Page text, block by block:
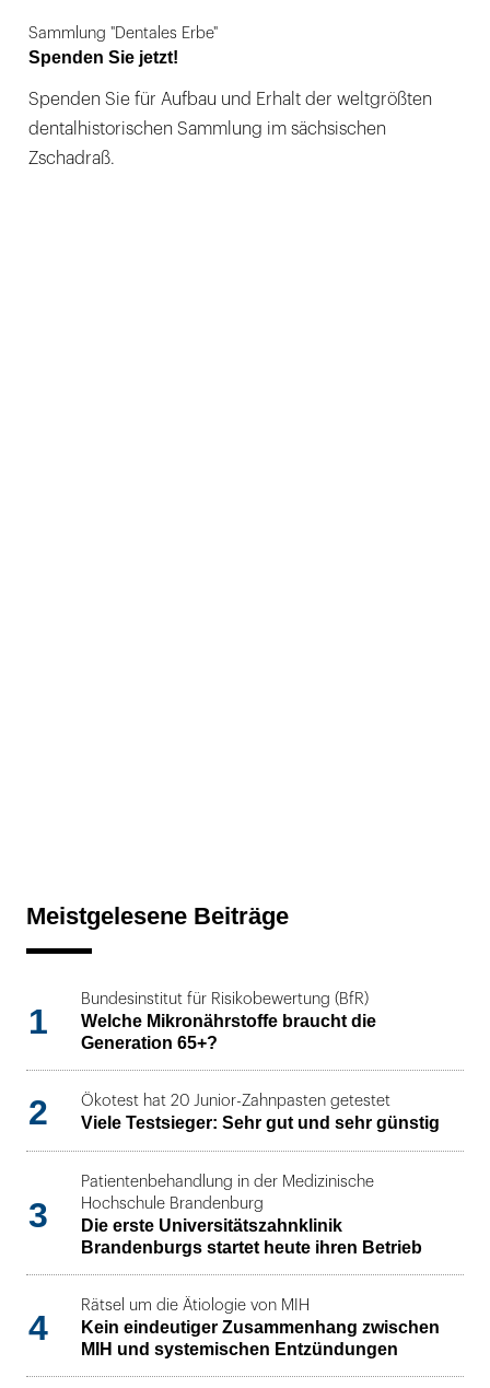
Sammlung "Dentales Erbe"
Spenden Sie jetzt!
Spenden Sie für Aufbau und Erhalt der weltgrößten
dentalhistorischen Sammlung im sächsischen
Zschadraß.
Meistgelesene Beiträge
1
Bundesinstitut für Risikobewertung (BfR)
Welche Mikronährstoffe braucht die
Generation 65+?
2 Ökotest hat 20 Junior-Zahnpasten getestet
Viele Testsieger: Sehr gut und sehr günstig
3
Patientenbehandlung in der Medizinische
Hochschule Brandenburg
Die erste Universitätszahnklinik
Brandenburgs startet heute ihren Betrieb
4
Rätsel um die Ätiologie von MIH
Kein eindeutiger Zusammenhang zwischen
MIH und systemischen Entzündungen